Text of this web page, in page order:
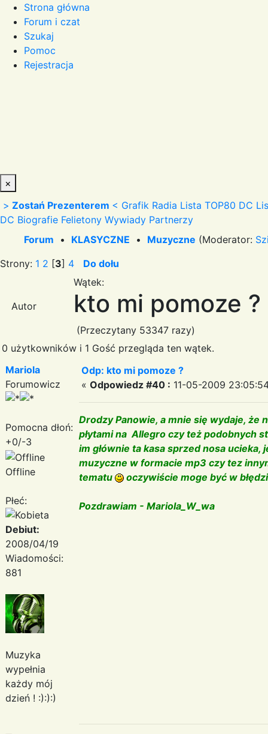
Strona główna
Forum i czat
Szukaj
Pomoc
Rejestracja
×
> Zostań Prezenterem < Grafik Radia Lista TOP80 DC
DC Biografie Felietony Wywiady Partnerzy
Forum • KLASYCZNE • Muzyczne (Moderator:
Strony: 1 2 [3] 4 Do dołu
Autor
Wątek:
kto mi pomoze ?
(Przeczytany 53347 razy)
0 użytkowników i 1 Gość przegląda ten wątek.
Mariola
Forumowicz
Pomocna dłoń:
+0/-3
Offline
Płeć:
Debiut:
2008/04/19
Wiadomości:
881
Muzyka
wypełnia
każdy mój
dzień ! :):):)
Odp: kto mi pomoze ?
« Odpowiedz #40 : 11-05-2009
Drodzy Panowie, a mnie się wydaje, że
płytami na Allegro czy też podobnych
im głównie ta kasa sprzed nosa
muzyczne w formacie mp3 czy tez
tematu
oczywiście moge być w
Pozdrawiam - Mariola_W_wa